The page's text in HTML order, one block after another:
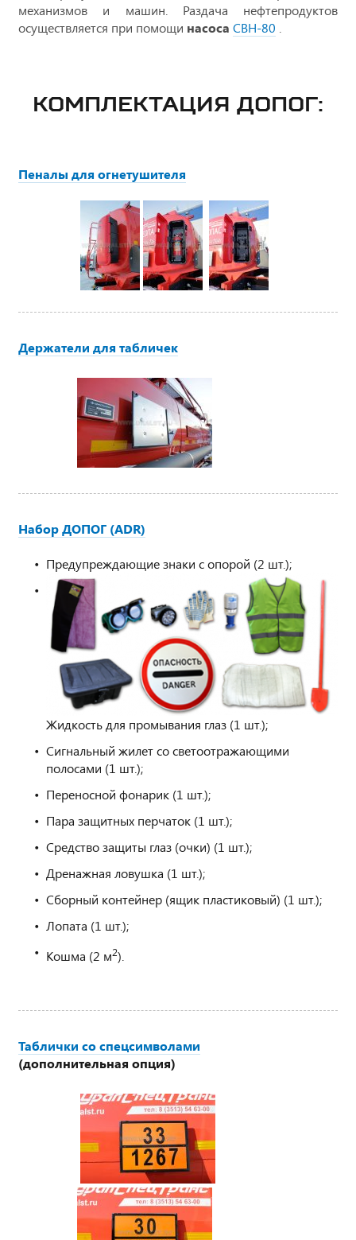
механизмов и машин. Раздача нефтепродуктов
осуществляется при помощи насоса СВН-80
КОМПЛЕКТАЦИЯ ДОПОГ:
Пеналы для огнетушителя
Держатели для табличек
Набор ДОПОГ (ADR)
Предупреждающие знаки с опорой (2 шт.);
Жидкость для промывания глаз (1 шт.);
Сигнальный жилет со светоотражающими
полосами (1 шт.);
Переносной фонарик (1 шт.);
Пара защитных перчаток (1 шт.);
Средство защиты глаз (очки) (1 шт.);
Дренажная ловушка (1 шт.);
Сборный контейнер (ящик пластиковый) (1 шт.);
Лопата (1 шт.);
Кошма (2 м2).
Таблички со спецсимволами
(дополнительная опция)